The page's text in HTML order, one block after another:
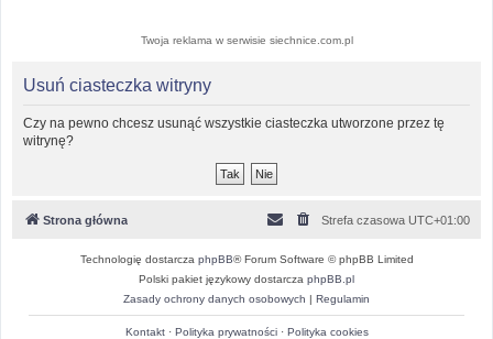
Twoja reklama w serwisie siechnice.com.pl
Usuń ciasteczka witryny
Czy na pewno chcesz usunąć wszystkie ciasteczka utworzone przez tę
witrynę?
Strona główna Strefa czasowa UTC+01:00
Technologię dostarcza phpBB® Forum Software © phpBB Limited
Polski pakiet językowy dostarcza phpBB.pl
Zasady ochrony danych osobowych | Regulamin
Kontakt· Polityka prywatności· Polityka cookies